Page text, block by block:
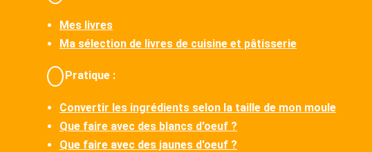
Mes livres
Ma sélection de livres de cuisine et pâtisserie
Pratique :
Convertir les ingrédients selon la taille de mon moule
Que faire avec des blancs d'oeuf ?
Que faire avec des jaunes d'oeuf ?